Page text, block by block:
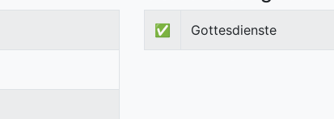
✅ Gottesdienste